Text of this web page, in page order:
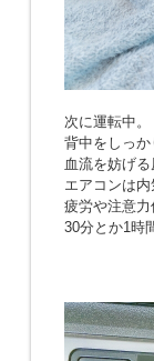
次に運転中。
背中をしっ
血流を妨げ
エアコンは内
疲労や注意
30分とか1時